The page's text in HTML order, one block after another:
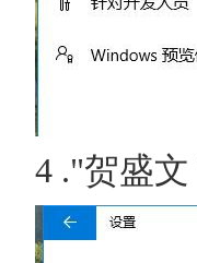
4 ."贺盛